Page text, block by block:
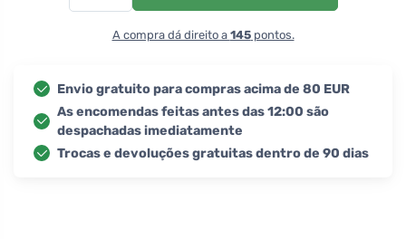
A compra dá direito a 145pontos.
Envio gratuito para compras acima de 80 EUR
As encomendas feitas antes das 12:00 são
despachadas imediatamente
Trocas e devoluções gratuitas dentro de 90 dias